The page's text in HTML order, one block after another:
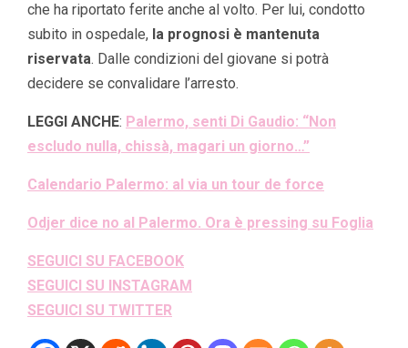
che ha riportato ferite anche al volto. Per lui, condotto
subito in ospedale, la prognosi è mantenuta
riservata. Dalle condizioni del giovane si potrà
decidere se convalidare l’arresto.
LEGGI ANCHE: Palermo, senti Di Gaudio: “Non
escludo nulla, chissà, magari un giorno…”
Calendario Palermo: al via un tour de force
Odjer dice no al Palermo. Ora è pressing su Foglia
SEGUICI SU FACEBOOK
SEGUICI SU INSTAGRAM
SEGUICI SU TWITTER